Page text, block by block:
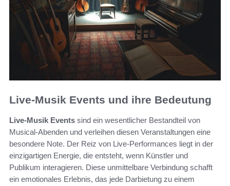
Live-Musik Events und ihre Bedeutung
Live-Musik Events sind ein wesentlicher Bestandteil von
Musical-Abenden und verleihen diesen Veranstaltungen eine
besondere Note. Der Reiz von Live-Performances liegt in der
einzigartigen Energie, die entsteht, wenn Künstler und
Publikum interagieren. Diese unmittelbare Verbindung schafft
ein emotionales Erlebnis, das jede Darbietung zu einem